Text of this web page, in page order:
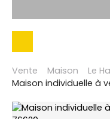
Vente Maison
Le
Maison individuelle à